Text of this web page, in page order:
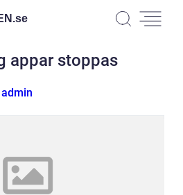
se
appar stoppas
admin